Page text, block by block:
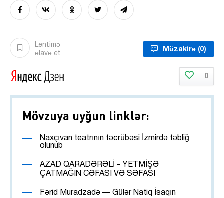
Lentimə
əlavə et
Müzakirə (0)
0
Mövzuya uyğun linklər:
Naxçıvan teatrının təcrübəsi İzmirdə təbliğ
olunub
AZAD QARADƏRƏLİ - YETMİŞƏ
ÇATMAĞIN CƏFASI VƏ SƏFASI
Fərid Muradzadə — Gülər Natiq İsaqın